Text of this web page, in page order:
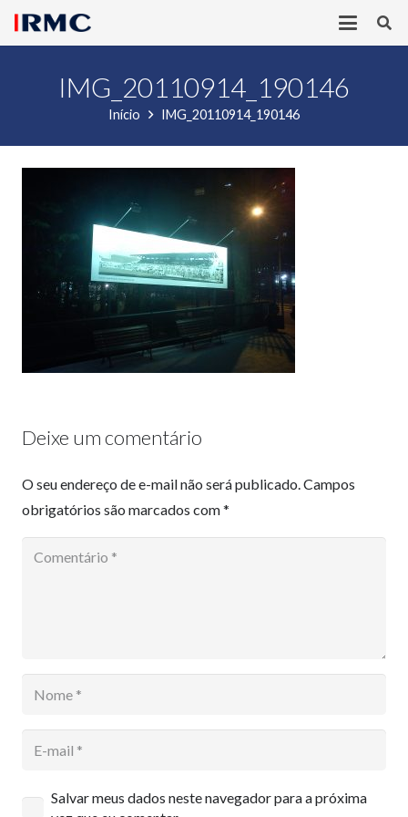
IMG_20110914_190146
Início IMG_20110914_190146
Deixe um comentário
O seu endereço de e-mail não será publicado.Campos
obrigatórios são marcados com*
Salvar meus dados neste navegador para a próxima